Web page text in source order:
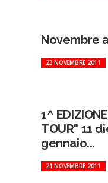
Novembre
23 NOVEMBRE 2011
1^
TOUR" 11
gennaio...
21 NOVEMBRE 2011